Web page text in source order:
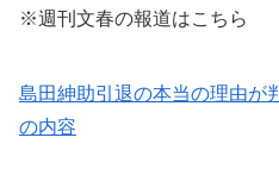
※週刊文春の報道はこちら
島田紳助引退の本当の理由が
の内容